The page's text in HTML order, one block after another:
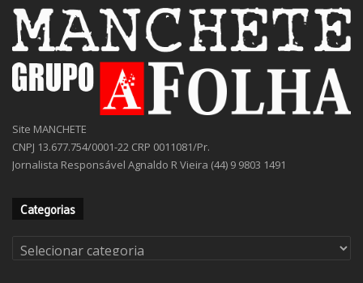
Site MANCHETE
CNPJ 13.677.754/0001-22 CRP 0011081/Pr.
Jornalista Responsável Agnaldo R Vieira (44) 9 9803 1491
Categorias
Categorias